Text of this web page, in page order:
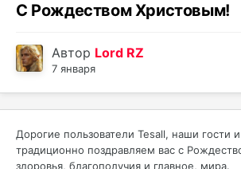
С Рождеством Христовым!
Автор Lord RZ
7 января
Дорогие пользователи Tesall, наши гости
традиционно поздравляем вас с
здоровья, благополучия и главное, мира.